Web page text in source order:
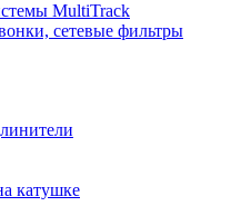
MultiTrack
сетевые фильтры
катушке